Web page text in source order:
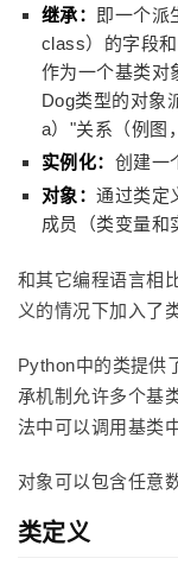
继承： 即一个派
class）的字段
作为一个基类对
Dog类型的对象
a）"关系（例图
实例化： 创建一
对象：通过类定
成员（类变量和
和其它编程语言相
义的情况下加入了
Python中的类提供
承机制允许多个基
法中可以调用基类
对象可以包含任意
类定义